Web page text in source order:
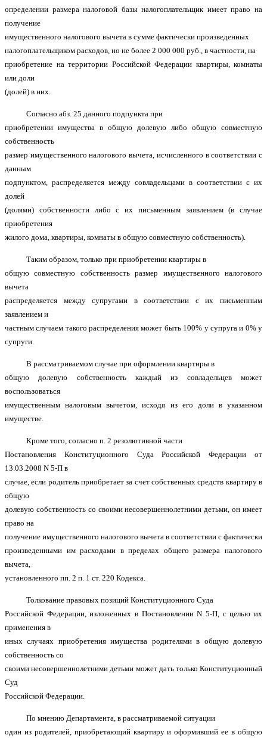
определении размера налоговой базы налогоплательщик имеет право на
получение
имущественного налогового вычета в сумме фактически произведенных
налогоплательщиком расходов, но не более 2 000 000 руб., в частности, на
приобретение на территории Российской Федерации квартиры, комнаты
или доли
(долей) в них.
Согласно абз. 25 данного подпункта при
приобретении имущества в общую долевую либо общую совместную
собственность
размер имущественного налогового вычета, исчисленного в соответствии с
данным
подпунктом, распределяется между совладельцами в соответствии с их
долей
(долями) собственности либо с их письменным заявлением (в случае
приобретения
жилого дома, квартиры, комнаты в общую совместную собственность).
Таким образом, только при приобретении квартиры в
общую совместную собственность размер имущественного налогового
вычета
распределяется между супругами в соответствии с их письменным
заявлением и
частным случаем такого распределения может быть 100% у супруга и 0% у
супруги.
В рассматриваемом случае при оформлении квартиры в
общую долевую собственность каждый из совладельцев может
воспользоваться
имущественным налоговым вычетом, исходя из его доли в указанном
имуществе.
Кроме того, согласно п. 2 резолютивной части
Постановления Конституционного Суда Российской Федерации от
13.03.2008 N 5-П в
случае, если родитель приобретает за счет собственных средств квартиру в
общую
долевую собственность со своими несовершеннолетними детьми, он имеет
право на
получение имущественного налогового вычета в соответствии с фактически
произведенными им расходами в пределах общего размера налогового
вычета,
установленного пп. 2 п. 1 ст. 220 Кодекса.
Толкование правовых позиций Конституционного Суда
Российской Федерации, изложенных в Постановлении N 5-П, с целью их
применения в
иных случаях приобретения имущества родителями в общую долевую
собственность со
своими несовершеннолетними детьми может дать только Конституционный
Суд
Российской Федерации.
По мнению Департамента, в рассматриваемой ситуации
один из родителей, приобретающий квартиру и оформивший ее в общую